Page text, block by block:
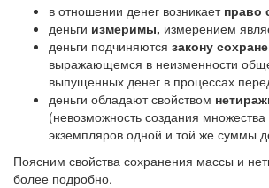
в отношении денег возникаетправо
деньги измеримы, измерением
деньги подчиняются закону
выражающемся в неизменности
выпущенных денег в процессах
деньги обладают свойством
(невозможность создания
экземпляров одной и той же суммы
Поясним свойства сохранения массы и
более подробно.